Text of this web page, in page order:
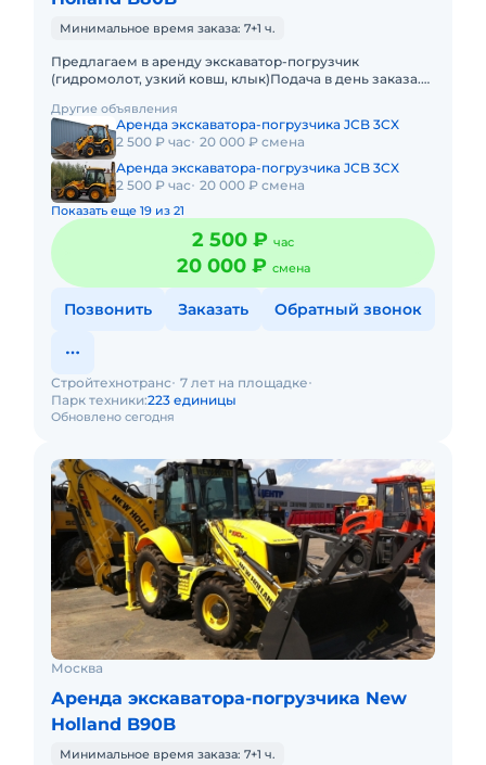
Минимальное время заказа: 7+1 ч.
Предлагаем в аренду экскаватор-погрузчик
(гидромолот, узкий ковш, клык)Подача в день заказа.
включено в стоимос
Другие объявления
Аренда экскаватора-погрузчика JCB 3CX
2 500 ₽ час 20 000 ₽ смена
Аренда экскаватора-погрузчика JCB 3CX
2 500 ₽ час 20 000 ₽ смена
Показать еще 19 из 21
2 500 ₽ час
20 000 ₽ смена
Позвонить Заказать Обратный звонок
Обновлено сегодня
Стройтехнотранс 7 лет на площадке
Парк техники:223 единицы
Москва
Аренда экскаватора-погрузчика New
Holland B90B
Минимальное время заказа: 7+1 ч.